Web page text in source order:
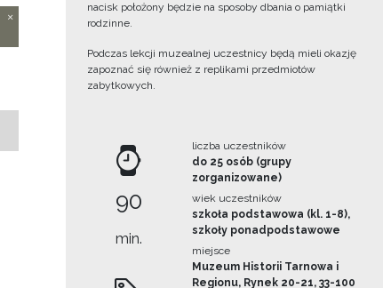
nacisk położony będzie na sposoby dbania o pamiątki
rodzinne.
Podczas lekcji muzealnej uczestnicy będą mieli okazję
zapoznać się również z replikami przedmiotów
zabytkowych.
90
min.
liczba uczestników
do 25 osób (grupy
zorganizowane)
wiek uczestników
szkoła podstawowa (kl. 1-8),
szkoły ponadpodstawowe
miejsce
Muzeum Historii Tarnowa i
Regionu, Rynek 20-21, 33-100